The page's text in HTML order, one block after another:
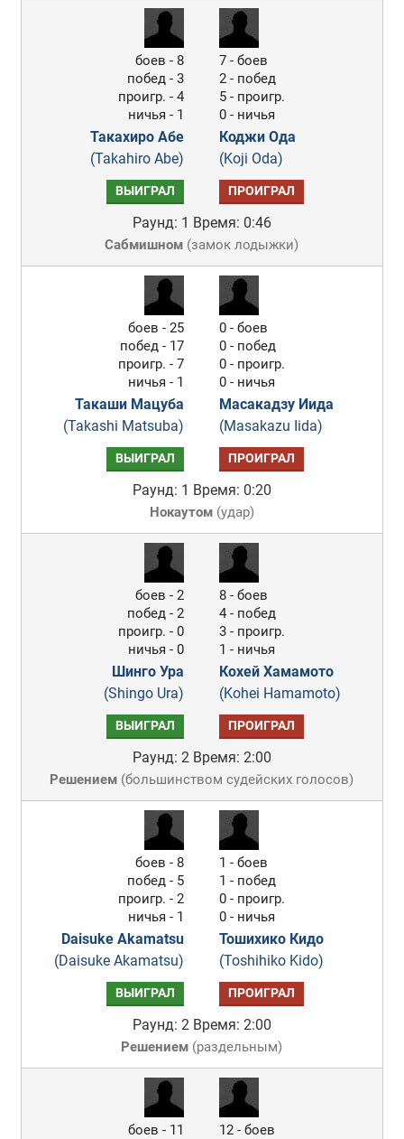
боев - 8
побед - 3
проигр. - 4
ничья - 1
Такахиро Абе
(Takahiro Abe)
7 - боев
2 - побед
5 - проигр.
0 - ничья
Коджи Ода
(Koji Oda)
ВЫИГРАЛ ПРОИГРАЛ
Раунд: 1 Время: 0:46
Сабмишном (замок лодыжки)
боев - 25
побед - 17
проигр. - 7
ничья - 1
Такаши Мацуба
(Takashi Matsuba)
0 - боев
0 - побед
0 - проигр.
0 - ничья
Масакадзу Иида
(Masakazu Iida)
ВЫИГРАЛ ПРОИГРАЛ
Раунд: 1 Время: 0:20
Нокаутом(удар)
боев - 2
побед - 2
проигр. - 0
ничья - 0
Шинго Ура
(Shingo Ura)
8 - боев
4 - побед
3 - проигр.
1 - ничья
Кохей Хамамото
(Kohei Hamamoto)
ВЫИГРАЛ ПРОИГРАЛ
Раунд: 2 Время: 2:00
Решением (большинством судейских голосов)
боев - 8
побед - 5
проигр. - 2
ничья - 1
Daisuke Akamatsu
(Daisuke Akamatsu)
1 - боев
1 - побед
0 - проигр.
0 - ничья
Тошихико Кидо
(Toshihiko Kido)
ВЫИГРАЛ ПРОИГРАЛ
Раунд: 2 Время: 2:00
Решением (раздельным)
боев - 11
12 - боев